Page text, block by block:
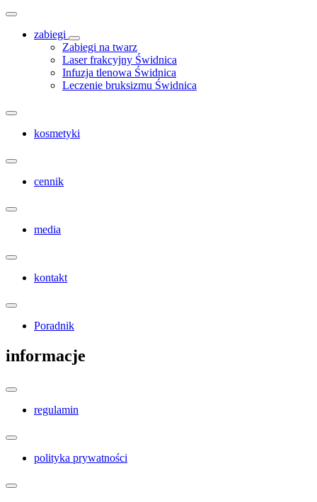
zabiegi
Zabiegi na twarz
Laser frakcyjny Świdnica
Infuzja tlenowa Świdnica
Leczenie bruksizmu Świdnica
kosmetyki
cennik
media
kontakt
Poradnik
informacje
regulamin
polityka prywatności